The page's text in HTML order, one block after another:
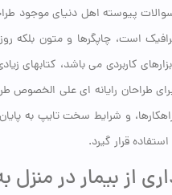
پیوسته اهل دنیای موجود
است، چاپگرها و متون بلکه
کاربردی می باشد،
برای طراحان رایانه ای علی
و شرایط سخت تایپ به
قرار گیرد.
از بیمار در